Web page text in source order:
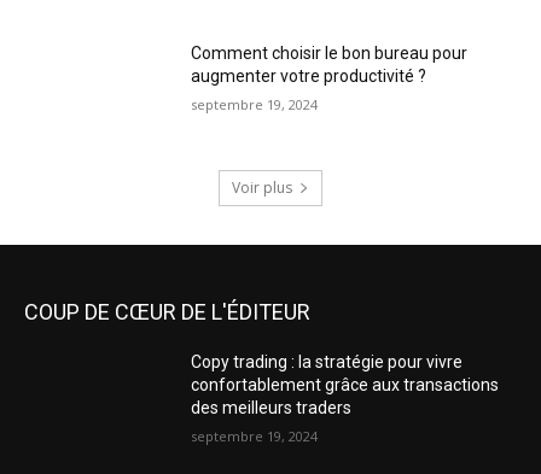
Comment choisir le bon bureau pour
augmenter votre productivité ?
septembre 19, 2024
Voir plus
COUP DE CŒUR DE L'ÉDITEUR
Copy trading : la stratégie pour vivre
confortablement grâce aux transactions
des meilleurs traders
septembre 19, 2024